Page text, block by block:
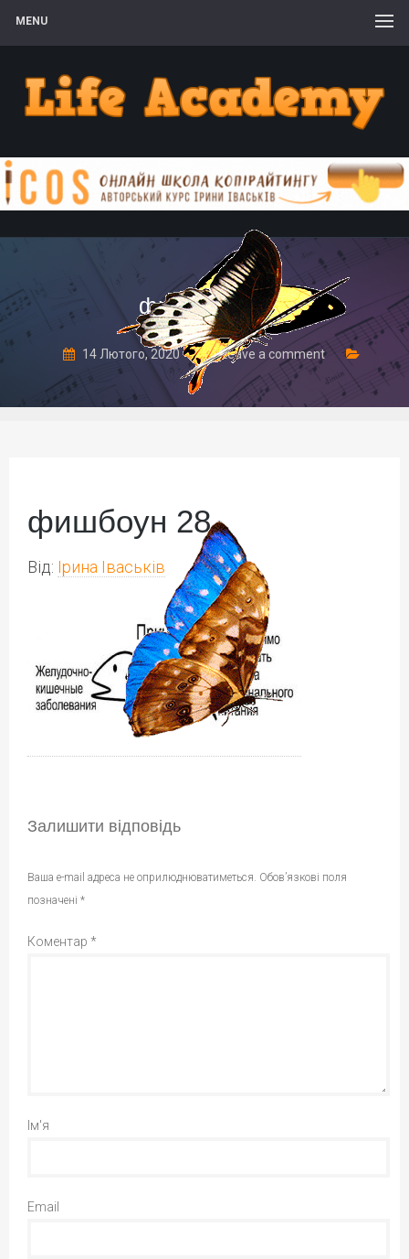
MENU
фишбоун 28
14 Лютого, 2020 Leave a comment
фишбоун 28
Від: Ірина Іваськів
Залишити відповідь
Ваша e-mail адреса не оприлюднюватиметься. Обов’язкові поля
позначені *
Коментар *
Ім'я
Email